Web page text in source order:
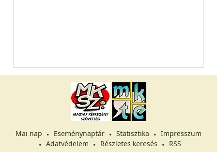
Mai nap Eseménynaptár Statisztika
Impresszum
Adatvédelem
Részletes keresés RSS